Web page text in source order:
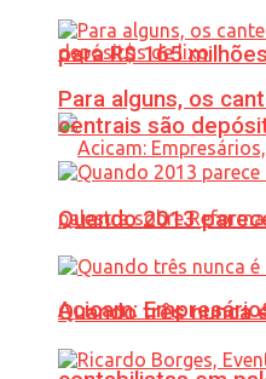
para R$ 165 milhões
Acicam:
Para alguns, os
centrais são
Quando 2013
Quando três nunca